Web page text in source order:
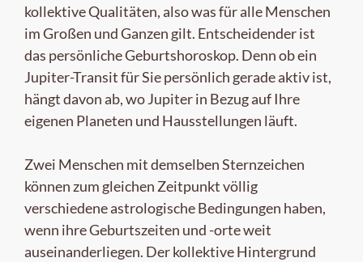
kollektive Qualitäten, also was für alle Menschen
im Großen und Ganzen gilt. Entscheidender ist
das persönliche Geburtshoroskop. Denn ob ein
Jupiter-Transit für Sie persönlich gerade aktiv ist,
hängt davon ab, wo Jupiter in Bezug auf Ihre
eigenen Planeten und Hausstellungen läuft.
Zwei Menschen mit demselben Sternzeichen
können zum gleichen Zeitpunkt völlig
verschiedene astrologische Bedingungen haben,
wenn ihre Geburtszeiten und -orte weit
auseinanderliegen. Der kollektive Hintergrund